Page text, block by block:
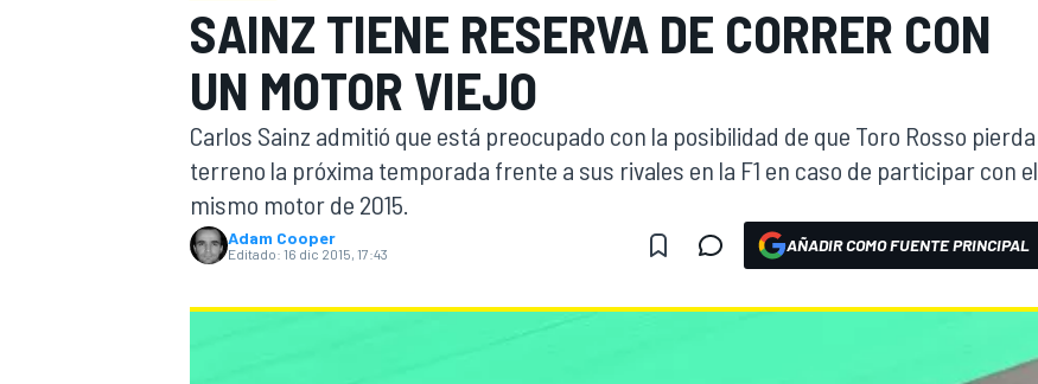
SAINZ TIENE RESERVA DE CORRER CON
UN MOTOR VIEJO
Carlos Sainz admitió que está preocupado con la posibilidad de que Toro Rosso pierda
terreno la próxima temporada frente a sus rivales en la F1 en caso de participar con el
mismo motor de 2015.
Adam Cooper
Editado: 16 dic 2015, 17:43 AÑADIR COMO FUENTE PRINCIPAL